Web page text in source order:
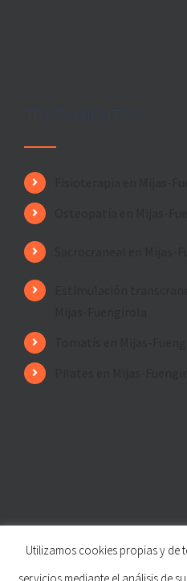
Utilizamos cookies propias y de